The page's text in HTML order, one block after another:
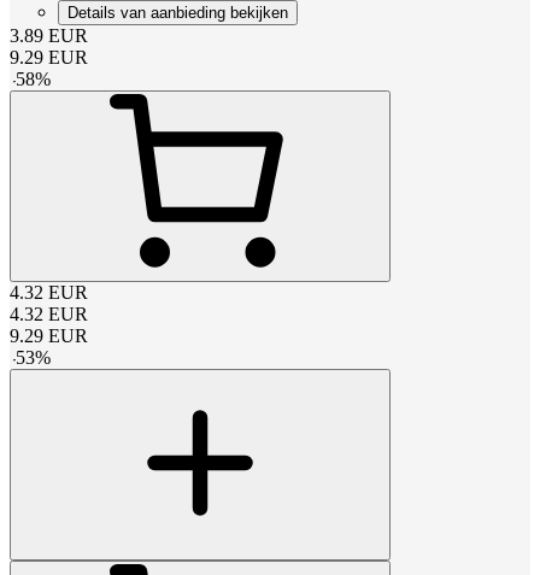
Details van aanbieding bekijken
3.89 EUR
9.29 EUR
-58%
4.32 EUR
4.32 EUR
9.29 EUR
-53%